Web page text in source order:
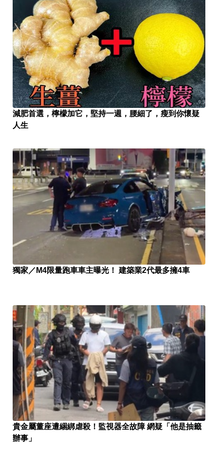
減肥首選，檸檬加它，堅持一週，腰細了，瘦到你懷疑
人生
獨家／M4限量跑車車主曝光！ 建築業2代最多擁4車
貴金屬董座遭綑綁虐殺！監視器全故障 網疑「他是抽籤
辦事」